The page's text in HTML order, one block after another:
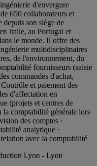
d'envergure
650 collaborateurs et
depuis son siège de
Italie, au Portugal et
le monde. Il offre des
multidisciplinaires
de l'environnement, du
fournisseurs (saisie
commandes d'achat,
et paiement des
d'affectation en
(projets et centres de
comptabilité générale lors
des comptes ·
analytique ·
avec la comptabilité
Lyon - Lyon